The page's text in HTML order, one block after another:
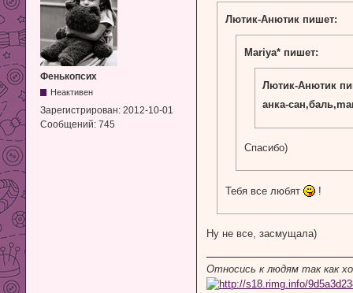
Фенькопсих
Неактивен
Зарегистрирован: 2012-10-01
Сообщений: 745
Лютик-Анютик пишет:
Mariya* пишет:
Лютик-Анютик
анка-
Спасибо)
Тебя все любят !
Ну не все, засмущала)
Относись к людям так как